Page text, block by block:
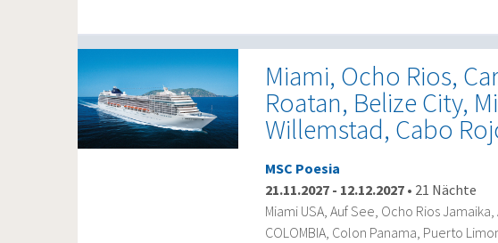
Miami, Ocho Rios,
Roatan, Belize City,
Willemstad, Cabo
MSC Poesia
21.11.2027 - 12.12.2027 • 21 Nächte
Miami USA, Auf See, Ocho Rios Jamaika,
COLOMBIA, Colon Panama, Puerto